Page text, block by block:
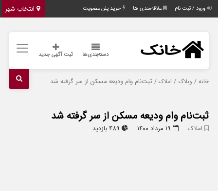
انتخاب شهر ورود / ثبت نام علاقه‌مندی ها خرید پلن عضویت
دسته‌بندی‌ها ثبت آگهی جدید
خانه / وبلاگ / املاک / ثبت‌نام وام ودیعه مسکن از سر گرفته شد
ثبت‌نام وام ودیعه مسکن از سر گرفته شد
املاک